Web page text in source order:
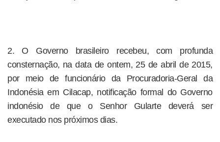
2. O Governo brasileiro recebeu, com profunda
consternação, na data de ontem, 25 de abril de 2015,
por meio de funcionário da Procuradoria-Geral da
Indonésia em Cilacap, notificação formal do Governo
indonésio de que o Senhor Gularte deverá ser
executado nos próximos dias.